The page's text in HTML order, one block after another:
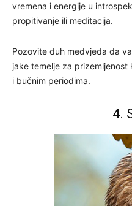
vremena i energije u
propitivanje ili meditacija.
Pozovite duh medvjeda da
jake temelje za
i bučnim periodima.
4.